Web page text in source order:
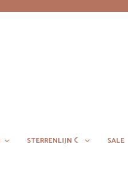
STERRENLIJN ☾ SALE